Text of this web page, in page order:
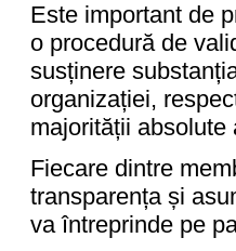
Este important de
o procedură de
susținere
organizației,
majorității absolute
Fiecare dintre
transparența și
va întreprinde pe